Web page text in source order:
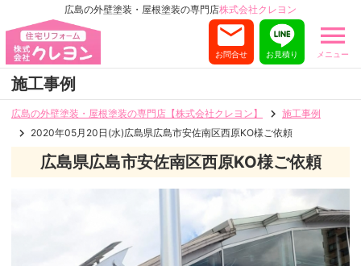
広島の外壁塗装・屋根塗装の専門店株式会社クレヨン
メニュー
お見積り
お問合せ
施工事例
広島の外壁塗装・屋根塗装の専門店【株式会社クレヨン】
施工事例
2020年05月20日(水)広島県広島市安佐南区西原KO様ご依頼
広島県広島市安佐南区西原KO様ご依頼